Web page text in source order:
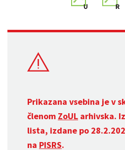
Prikazana vsebina je v
členom ZoUL arhivska.
lista, izdane po
na PISRS.